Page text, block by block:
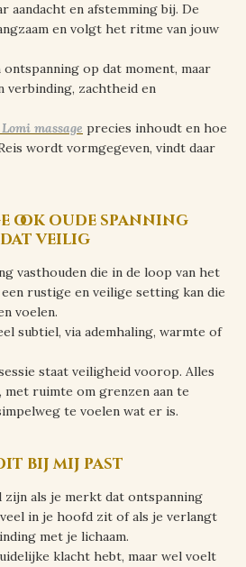
aandacht en afstemming bij. De
en volgt het ritme van jouw
op dat moment, maar
verbinding, zachtheid en
massage precies inhoudt en hoe
wordt vormgegeven, vindt daar
ook oude spanning
dat veilig
vasthouden die in de loop van het
rustige en veilige setting kan die
voelen.
subtiel, via ademhaling, warmte of
staat veiligheid voorop. Alles
ruimte om grenzen aan te
te voelen wat er is.
bij mij past
zijn als je merkt dat ontspanning
in je hoofd zit of als je verlangt
met je lichaam.
klacht hebt, maar wel voelt